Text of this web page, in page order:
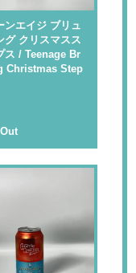
ンエイジ ブリュ
グ クリスマスス
ス / Teenage Br
Christmas Step